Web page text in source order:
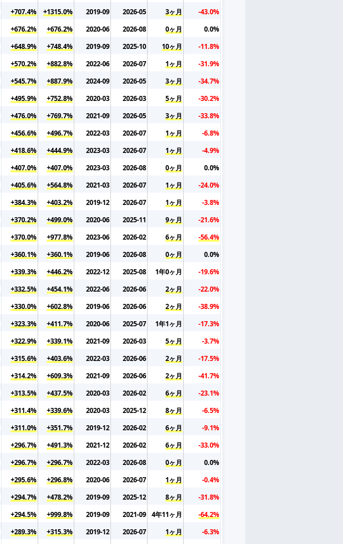
+707.4% +1315.0% 2019-09 2026-05 3ヶ月
-43.0%
+676.2% +676.2% 2020-06 2026-08 0ヶ月
0.0%
+648.9% +748.4% 2019-09 2025-10 10ヶ月
-11.8%
+570.2% +882.8% 2022-06 2026-07 1ヶ月
-31.9%
+545.7% +887.9% 2024-09 2026-05 3ヶ月
-34.7%
+495.9% +752.8% 2020-03 2026-03 5ヶ月
-30.2%
+476.0% +769.7% 2021-09 2026-05 3ヶ月
-33.8%
+456.6% +496.7% 2022-03 2026-07 1ヶ月
-6.8%
+418.6% +444.9% 2023-03 2026-07 1ヶ月
-4.9%
+407.0% +407.0% 2023-03 2026-08 0ヶ月
0.0%
+405.6% +564.8% 2021-03 2026-07 1ヶ月
-24.0%
+384.3% +403.2% 2019-12 2026-07 1ヶ月
-3.8%
+370.2% +499.0% 2020-06 2025-11 9ヶ月
-21.6%
+370.0% +977.8% 2023-06 2026-02 6ヶ月
-56.4%
+360.1% +360.1% 2019-06 2026-08 0ヶ月
0.0%
+339.3% +446.2% 2022-12 2025-08 1年0ヶ月
-19.6%
+332.5% +454.1% 2022-06 2026-06 2ヶ月
-22.0%
+330.0% +602.8% 2019-06 2026-06 2ヶ月
-38.9%
+323.3% +411.7% 2020-06 2025-07 1年1ヶ月
-17.3%
+322.9% +339.1% 2021-09 2026-03 5ヶ月
-3.7%
+315.6% +403.6% 2022-03 2026-06 2ヶ月
-17.5%
+314.2% +609.3% 2021-09 2026-06 2ヶ月
-41.7%
+313.5% +437.5% 2020-03 2026-02 6ヶ月
-23.1%
+311.4% +339.6% 2020-03 2025-12 8ヶ月
-6.5%
+311.0% +351.7% 2019-12 2026-02 6ヶ月
-9.1%
+296.7% +491.3% 2021-12 2026-02 6ヶ月
-33.0%
+296.7% +296.7% 2022-03 2026-08 0ヶ月
0.0%
+295.6% +296.8% 2020-06 2026-07 1ヶ月
-0.4%
+294.7% +478.2% 2019-09 2025-12 8ヶ月
-31.8%
+294.5% +999.8% 2019-09 2021-09 4年11ヶ月
-64.2%
+289.3% +315.3% 2019-12 2026-07 1ヶ月
-6.3%